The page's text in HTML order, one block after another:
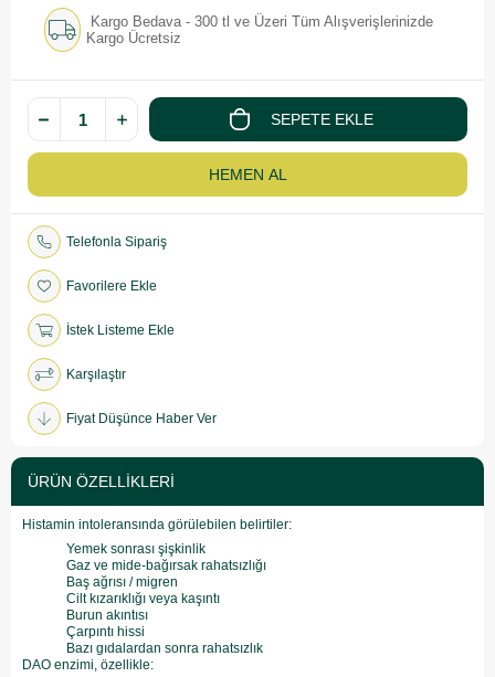
Kargo Bedava - 300 tl ve Üzeri Tüm Alışverişlerinizde
Kargo Ücretsiz
Telefonla Sipariş
Favorilere Ekle
İstek Listeme Ekle
Karşılaştır
Fiyat Düşünce Haber Ver
ÜRÜN ÖZELLIKLERI
Histamin intoleransında görülebilen belirtiler:
Yemek sonrası şişkinlik
Gaz ve mide-bağırsak rahatsızlığı
Baş ağrısı / migren
Cilt kızarıklığı veya kaşıntı
Burun akıntısı
Çarpıntı hissi
Bazı gıdalardan sonra rahatsızlık
DAO enzimi, özellikle: